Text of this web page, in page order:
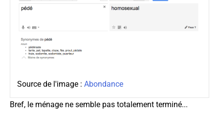
Source de l'image : Abondance
Bref, le ménage ne semble pas totalement terminé...